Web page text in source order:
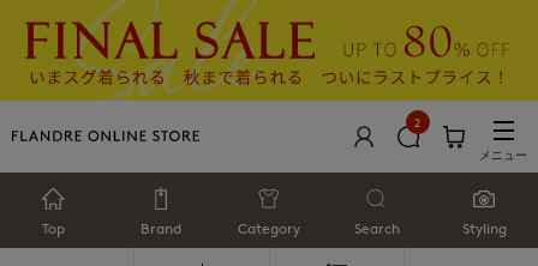
2
メニュー
Top Brand Category Search Styling